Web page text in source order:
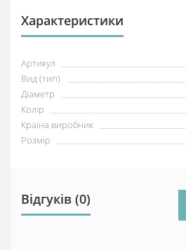
Характеристики
Артикул
Вид (тип)
Діаметр
Колір
Країна виробник
Розмір
Відгуків (0)